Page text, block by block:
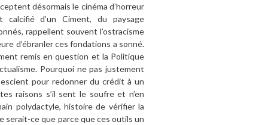
désormais le cinéma d’horreur
calcifié d’un Ciment, du paysage
rappellent souvent l’ostracisme
d’ébranler ces fondations a sonné.
remis en question et la Politique
Pourquoi ne pas justement
pour redonner du crédit à un
raisons s’il sent le soufre et n’en
polydactyle, histoire de vérifier la
serait-ce que parce que ces outils un